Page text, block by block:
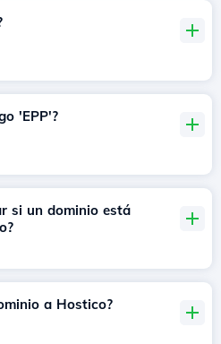
'EPP'?
si un dominio está
a Hostico?